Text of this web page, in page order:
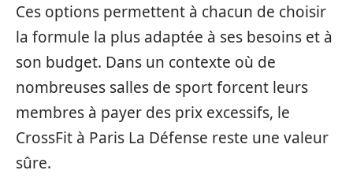
Ces options permettent à chacun de choisir
la formule la plus adaptée à ses besoins et à
son budget. Dans un contexte où de
nombreuses salles de sport forcent leurs
membres à payer des prix excessifs, le
CrossFit à Paris La Défense reste une valeur
sûre.